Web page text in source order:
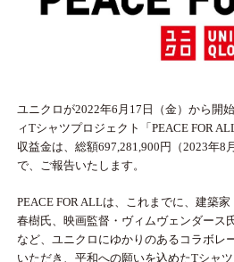
ユニクロが2022年6月17日（金）から開
ィTシャツプロジェクト「PEACE FOR
収益金は、総額697,281,900円（2023年8
で、ご報告いたします。
PEACE FOR ALLは、これまでに、建築
春樹氏、映画監督・ヴィムヴェンダース
など、ユニクロにゆかりのあるコラボレ
いただき、平和への願いを込めたTシャ